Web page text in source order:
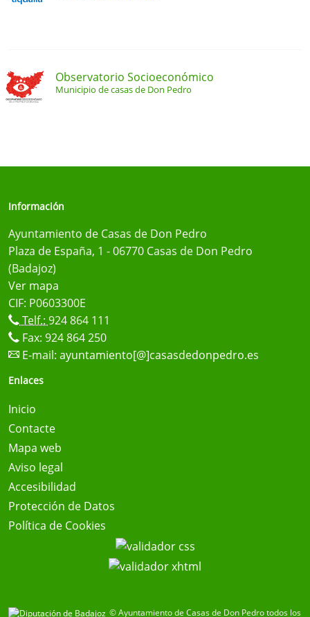
Observatorio Socioeconómico
Municipio de casas de Don Pedro
Información
Ayuntamiento de Casas de Don Pedro
Plaza de España, 1 - 06770 Casas de Don Pedro
(Badajoz)
Ver mapa
CIF: P0603300E
Telf.: 924 864 111
Fax: 924 864 250
E-mail: ayuntamiento[@]casasdedonpedro.es
Enlaces
Inicio
Contacte
Mapa web
Aviso legal
Accesibilidad
Protección de Datos
Política de Cookies
© Ayuntamiento de Casas de Don Pedro todos los